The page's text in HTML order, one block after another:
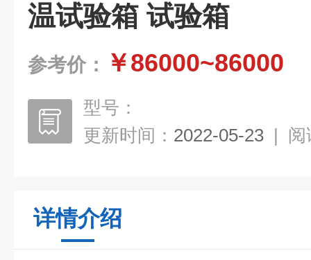
温试验箱 试验箱
参考价： ￥86000~86000
型号：
更新时间： 2022-05-23 | 阅
详情介绍